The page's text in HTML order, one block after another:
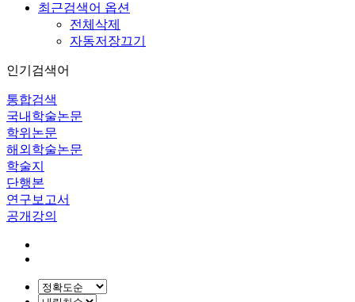
최근검색어 옵션
전체삭제
자동저장끄기
인기검색어
통합검색
국내학술논문
학위논문
해외학술논문
학술지
단행본
연구보고서
공개강의